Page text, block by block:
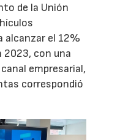
de la Unión
el 12%
2023, con una
empresarial,
correspondió